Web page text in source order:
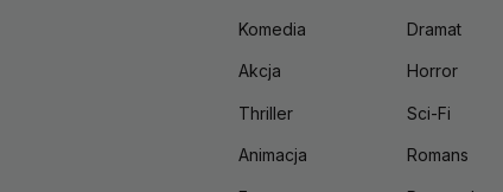
Komedia Dramat
Akcja Horror
Thriller Sci-Fi
Animacja Romans